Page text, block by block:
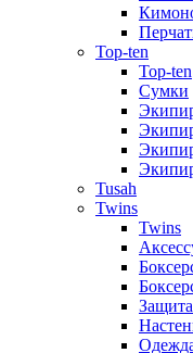
Top-ten
Top-ten
Сумки
Tusah
Twins
Twins